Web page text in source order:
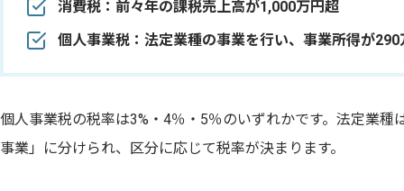
消費税：前々年の課税売上高が1,000万円超
個人事業税：法定業種の事業を行い、事業所得が290
個人事業税の税率は3%・4％・5％のいずれかです。法定業
事業」に分けられ、区分に応じて税率が決まります。